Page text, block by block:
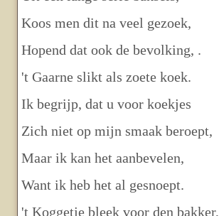
Koos men dit na veel gezoek,
Hopend dat ook de bevolking, .
't Gaarne slikt als zoete koek.
Ik begrijp, dat u voor koekjes
Zich niet op mijn smaak beroept,
Maar ik kan het aanbevelen,
Want ik heb het al gesnoept.
't Koggetje bleek voor den bakker,